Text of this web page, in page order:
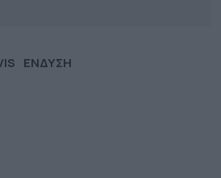
ΕΝΔΥΣΗ